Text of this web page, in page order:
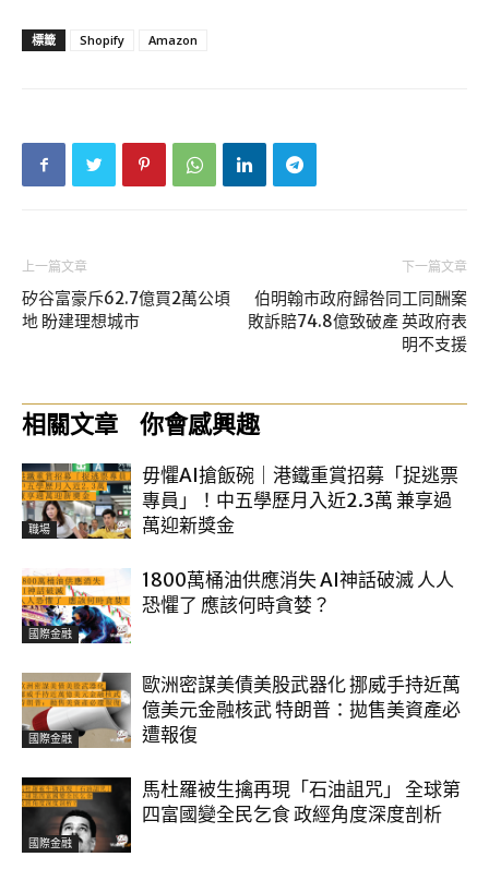
標籤 Shopify Amazon
上一篇文章
矽谷富豪斥62.7億買2萬公頃
地 盼建理想城市
下一篇文章
伯明翰市政府歸咎同工同酬案
敗訴賠74.8億致破產 英政府表
明不支援
相關文章 你會感興趣
職場
毋懼AI搶飯碗｜港鐵重賞招募「捉逃票
專員」！中五學歷月入近2.3萬 兼享過
萬迎新獎金
國際金融
1800萬桶油供應消失 AI神話破滅 人人
恐懼了 應該何時貪婪？
國際金融
歐洲密謀美債美股武器化 挪威手持近萬
億美元金融核武 特朗普：拋售美資產必
遭報復
國際金融
馬杜羅被生擒再現「石油詛咒」 全球第
四富國變全民乞食 政經角度深度剖析